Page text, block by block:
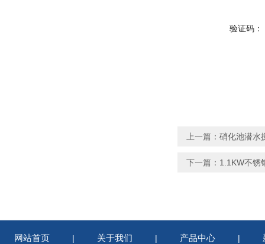
验证码：
上一篇： 硝化池潜水
下一篇： 1.1KW不锈
网站首页 | 关于我们 | 产品中心 |